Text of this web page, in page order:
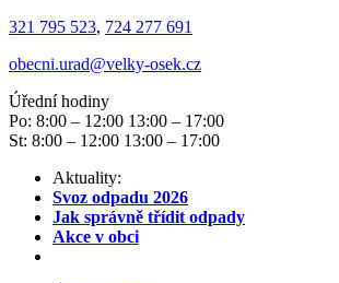
321 795 523, 724 277 691
obecni.urad@velky-osek.cz
Úřední hodiny
Po: 8:00 – 12:00 13:00 – 17:00
St: 8:00 – 12:00 13:00 – 17:00
Aktuality:
Svoz odpadu 2026
Jak správně třídit odpady
Akce v obci